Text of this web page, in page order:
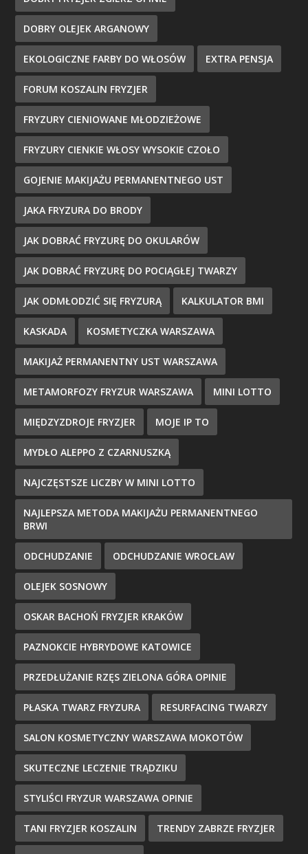
DOBRY OLEJEK ARGANOWY
EKOLOGICZNE FARBY DO WŁOSÓW EXTRA PENSJA
FORUM KOSZALIN FRYZJER
FRYZURY CIENIOWANE MŁODZIEŻOWE
FRYZURY CIENKIE WŁOSY WYSOKIE CZOŁO
GOJENIE MAKIJAŻU PERMANENTNEGO UST
JAKA FRYZURA DO BRODY
JAK DOBRAĆ FRYZURĘ DO OKULARÓW
JAK DOBRAĆ FRYZURĘ DO POCIĄGŁEJ TWARZY
JAK ODMŁODZIĆ SIĘ FRYZURĄ KALKULATOR BMI
KASKADA KOSMETYCZKA WARSZAWA
MAKIJAŻ PERMANENTNY UST WARSZAWA
METAMORFOZY FRYZUR WARSZAWA MINI LOTTO
MIĘDZYZDROJE FRYZJER MOJE IP TO
MYDŁO ALEPPO Z CZARNUSZKĄ
NAJCZĘSTSZE LICZBY W MINI LOTTO
NAJLEPSZA METODA MAKIJAŻU PERMANENTNEGO
BRWI
ODCHUDZANIE ODCHUDZANIE WROCŁAW
OLEJEK SOSNOWY
OSKAR BACHOŃ FRYZJER KRAKÓW
PAZNOKCIE HYBRYDOWE KATOWICE
PRZEDŁUŻANIE RZĘS ZIELONA GÓRA OPINIE
PŁASKA TWARZ FRYZURA RESURFACING TWARZY
SALON KOSMETYCZNY WARSZAWA MOKOTÓW
SKUTECZNE LECZENIE TRĄDZIKU
STYLIŚCI FRYZUR WARSZAWA OPINIE
TANI FRYZJER KOSZALIN TRENDY ZABRZE FRYZJER